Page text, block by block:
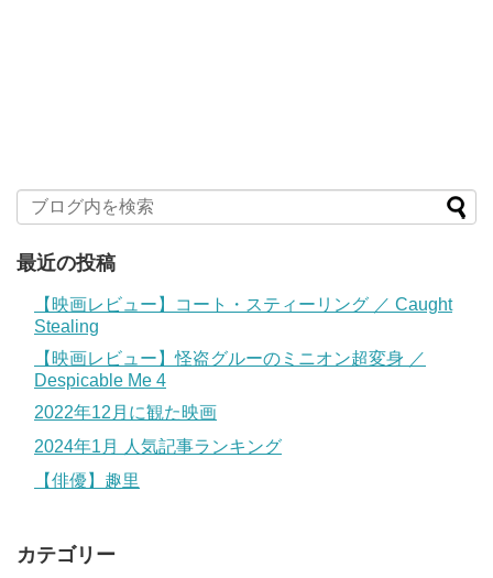
最近の投稿
【映画レビュー】コート・スティーリング ／ Caught
Stealing
【映画レビュー】怪盗グルーのミニオン超変身 ／
Despicable Me 4
2022年12月に観た映画
2024年1月 人気記事ランキング
【俳優】趣里
カテゴリー